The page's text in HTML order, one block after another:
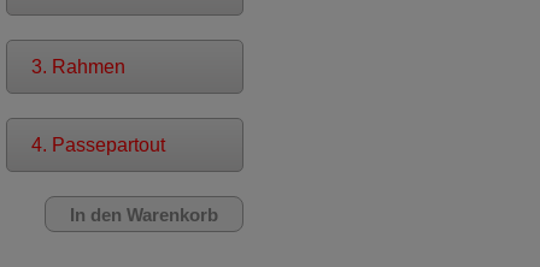
3. Rahmen
4. Passepartout